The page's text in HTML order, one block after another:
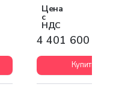
Цена
с
НДС
4 401 600 сум
Купить